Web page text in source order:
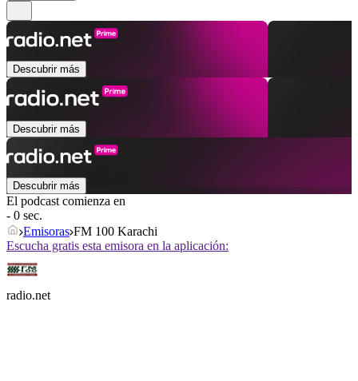
Descubrir más
Descubrir más
Descubrir más
El podcast comienza en
- 0 sec.
Emisoras FM 100 Karachi
Escucha gratis esta emisora en la aplicación:
radio.net